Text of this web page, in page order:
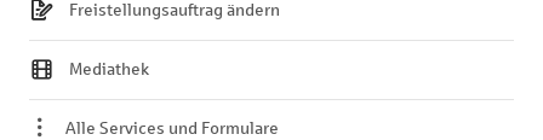
Freistellungsauftrag ändern
Mediathek
Alle Services und Formulare